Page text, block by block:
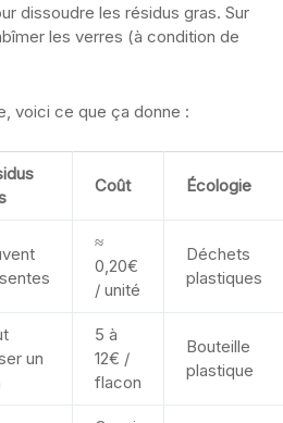
dissoudre les résidus gras. Sur
les verres (à condition de
voici ce que ça donne :
Coût Écologie
≈
0,20€
/ unité
Déchets
plastiques
un
5 à
12€ /
flacon
Bouteille
plastique